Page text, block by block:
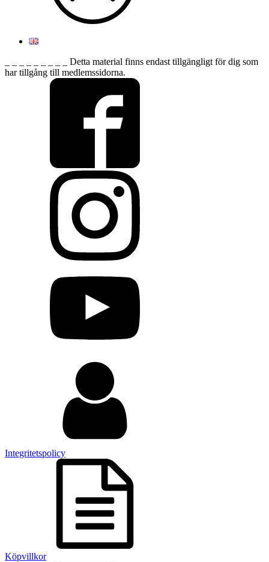
_ _ _ _ _ _ _ _ _ Detta material finns endast tillgängligt för dig som
har tillgång till medlemssidorna.
Integritetspolicy
Köpvillkor